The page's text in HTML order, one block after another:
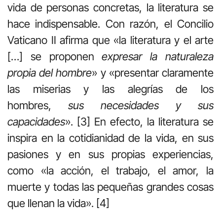
vida de personas concretas, la literatura se
hace indispensable. Con razón, el Concilio
Vaticano II afirma que «la literatura y el arte
[…] se proponenexpresar la naturaleza
propia del hombre» y «presentar claramente
las miserias y las alegrías de los
hombres, sus necesidades y sus
capacidades». [3] En efecto, la literatura se
inspira en la cotidianidad de la vida, en sus
pasiones y en sus propias experiencias,
como «la acción, el trabajo, el amor, la
muerte y todas las pequeñas grandes cosas
que llenan la vida». [4]